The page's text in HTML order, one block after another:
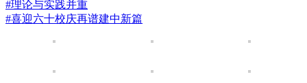
#理论与实践并重
#喜迎六十校庆再谱建中新篇